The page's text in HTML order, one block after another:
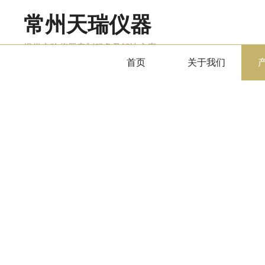
常州天瑞仪器
提供实验仪器定制服务及解决方案
首页
关于我们